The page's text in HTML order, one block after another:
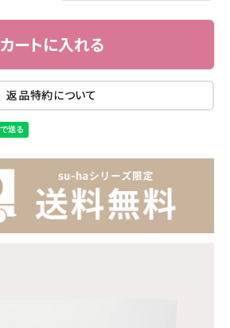
カートに入れる
返品特約について